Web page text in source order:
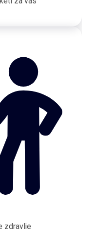
zdravlje